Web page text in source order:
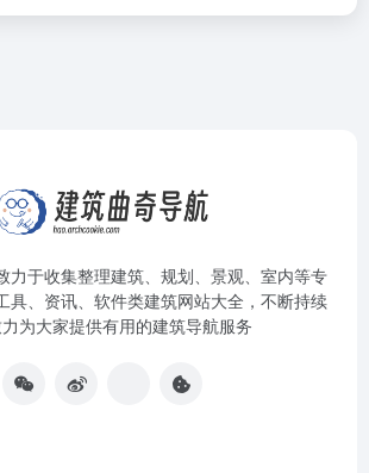
力于收集整理建筑、规划、景观、室内等专
具、资讯、软件类建筑网站大全，不断持续
为大家提供有用的建筑导航服务